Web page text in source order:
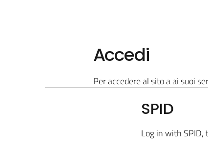
Accedi
Per accedere al sito a ai suoi
SPID
Log in with